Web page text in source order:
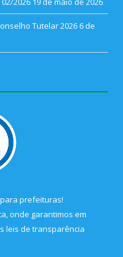
Tutelar 2026 6 de
prefeituras!
onde garantimos em
leis de transparência